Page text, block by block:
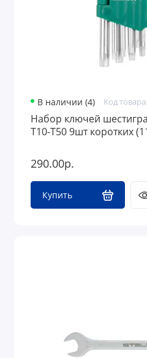
В наличии (4) Код
Набор ключей
T10-T50 9шт коротких
290.00р.
Купить